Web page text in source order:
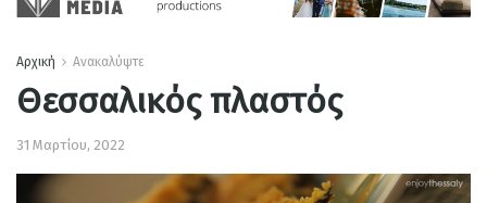
Αρχική Ανακαλύψτε
Θεσσαλικός πλαστός
31 Μαρτίου, 2022